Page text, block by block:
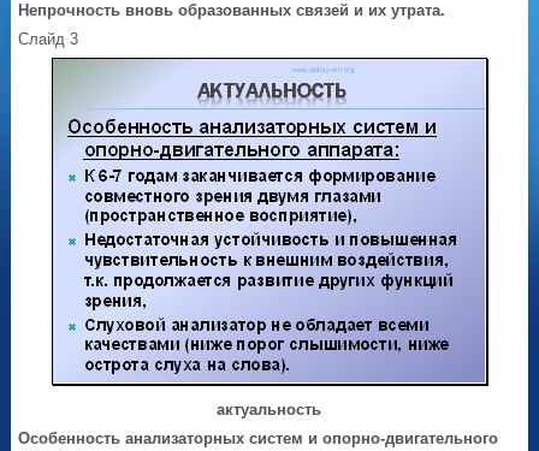
Непрочность вновь образованных связей и их утрата.
Слайд 3
актуальность
Особенность анализаторных систем и опорно-двигательного